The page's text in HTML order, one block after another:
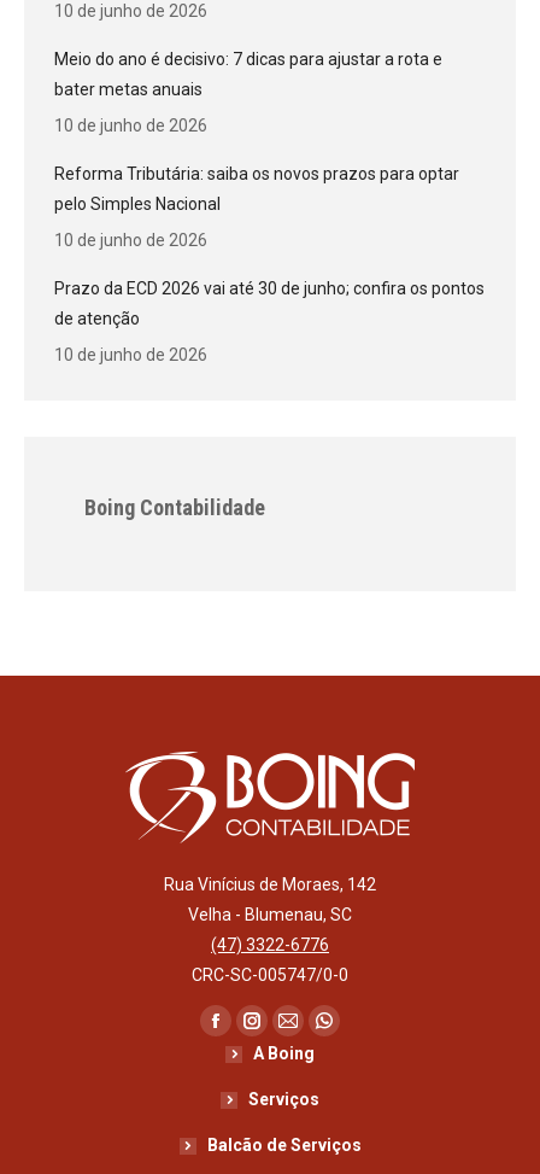
10 de junho de 2026
Meio do ano é decisivo: 7 dicas para ajustar a rota e
bater metas anuais
10 de junho de 2026
Reforma Tributária: saiba os novos prazos para optar
pelo Simples Nacional
10 de junho de 2026
Prazo da ECD 2026 vai até 30 de junho; confira os pontos
de atenção
10 de junho de 2026
Boing Contabilidade
Rua Vinícius de Moraes, 142
Velha - Blumenau, SC
(47) 3322-6776
CRC-SC-005747/0-0
Facebook
page
opens
Instagram
page
opens
Mail
page
opens
Whatsapp
new
A Boing
Serviços
Balcão de Serviços